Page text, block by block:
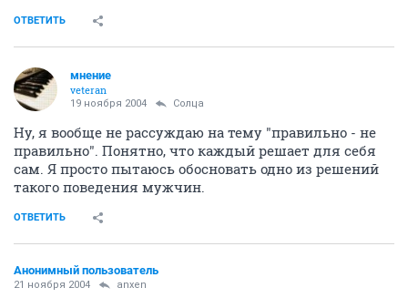
ОТВЕТИТЬ
мнение
veteran
19 ноября 2004 Солца
Ну, я вообще не рассуждаю на тему "правильно - не
правильно". Понятно, что каждый решает для себя
сам. Я просто пытаюсь обосновать одно из решений
такого поведения мужчин.
ОТВЕТИТЬ
Анонимный пользователь
21 ноября 2004 anxen